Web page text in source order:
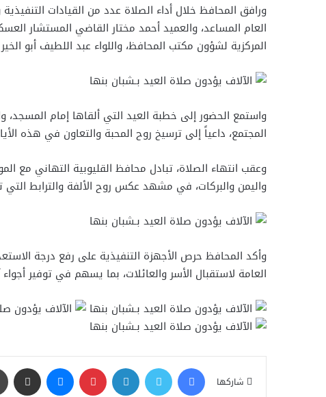
ورافق المحافظ خلال أداء الصلاة عدد من القيادات
العام المساعد، والعميد أحمد مختار القاضي المستشار
المركزية لشؤون مكتب المحافظ، واللواء عبد اللطيف أبو
واستمع الحضور إلى خطبة العيد التي ألقاها إمام المسجد،
المجتمع، داعياً إلى ترسيخ روح المحبة والتعاون في هذه
وعقب انتهاء الصلاة، تبادل محافظ القليوبية التهاني مع
واليمن والبركات، في مشهد عكس روح الألفة والترابط التي
وأكد المحافظ حرص الأجهزة التنفيذية على رفع درجة
العامة لاستقبال الأسر والعائلات، بما يسهم في توفير
شاركها